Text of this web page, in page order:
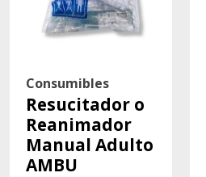
Consumibles
Resucitador o
Reanimador
Manual Adulto
AMBU